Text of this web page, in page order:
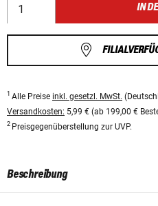
IN
1 Alle Preise inkl. gesetzl. MwSt.
Versandkosten: 5,99 € (ab 199,00 €
2 Preisgegenüberstellung zur UVP.
Beschreibung